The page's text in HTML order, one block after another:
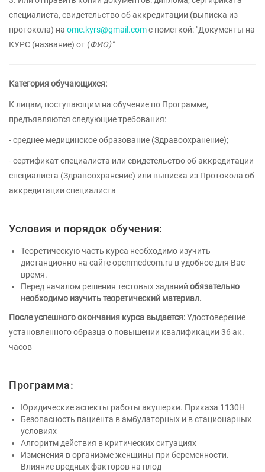
специалиста, свидетельство об аккредитации (выписка из
протокола) на omc.kyrs@gmail.comс пометкой: "Документы на
КУРС (название) от (ФИО)"
Категория обучающихся:
К лицам, поступающим на обучение по Программе,
предъявляются следующие требования:
- среднее медицинское образование (Здравоохранение);
- сертификат специалиста или свидетельство об аккредитации
специалиста (Здравоохранение) или выписка из Протокола об
аккредитации специалиста
Условия и порядок обучения:
Теоретическую часть курса необходимо изучить
дистанционно на сайте openmedcom.ru в удобное для Вас
время.
Перед началом решения тестовых заданий обязательно
необходимо изучить теоретический материал.
После успешного окончания курса выдается:Удостоверение
установленного образца о повышении квалификации 36 ак.
часов
Программа:
Юридические аспекты работы акушерки. Приказа 1130Н
Безопасность пациента в амбулаторных и в стационарных
условиях
Алгоритм действия в критических ситуациях
Изменения в организме женщины при беременности.
Влияние вредных факторов на плод